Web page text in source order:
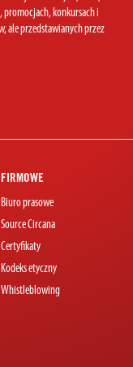
konkursach i
ale przedstawianych przez
FIRMOWE
Biuro prasowe
Source Circana
Certyfikaty
Kodeks etyczny
Whistleblowing